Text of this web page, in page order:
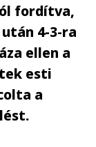
fordítva,
4-3-ra
ellen a
esti
a